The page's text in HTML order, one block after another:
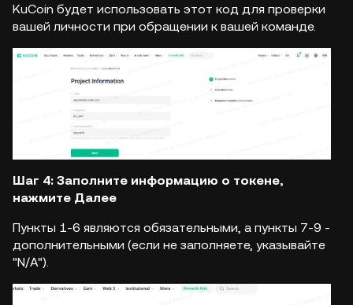
KuCoin будет использовать этот код для проверки
вашей личности при обращении к вашей команде.
Шаг 4: Заполните информацию о токене,
нажмите Далее
Пункты 1-6 являются обязательными, а пункты 7-9 -
дополнительными (если не заполняете, указывайте
"N/A").